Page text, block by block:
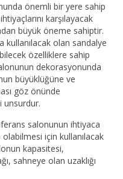
önemli bir yere sahip
karşılayacak
büyük öneme sahiptir.
olan sandalye
özelliklere sahip
dekorasyonunda
büyüklüğüne ve
göz önünde
unsurdur.
salonunun ihtiyaca
için kullanılacak
kapasitesi,
sahneye olan uzaklığı